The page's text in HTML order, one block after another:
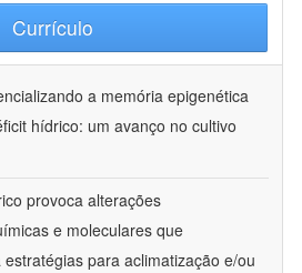
Currículo
a memória epigenética
hídrico: um avanço no cultivo
provoca alterações
e moleculares que
para aclimatização e/ou